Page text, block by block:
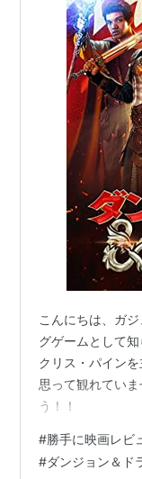
こんにちは、ガ
グゲームとして
クリス・パイン
思って観れてい
う！！
#勝手に映画レビ
#ダンジョン＆